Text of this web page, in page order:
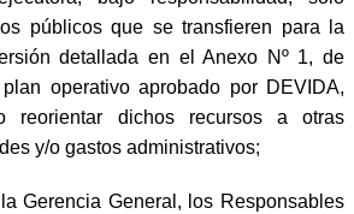
públicos que se transfieren para la
detallada en el Anexo Nº 1, de
operativo aprobado por DEVIDA,
reorientar dichos recursos a otras
y/o gastos administrativos;
Gerencia General, los Responsables